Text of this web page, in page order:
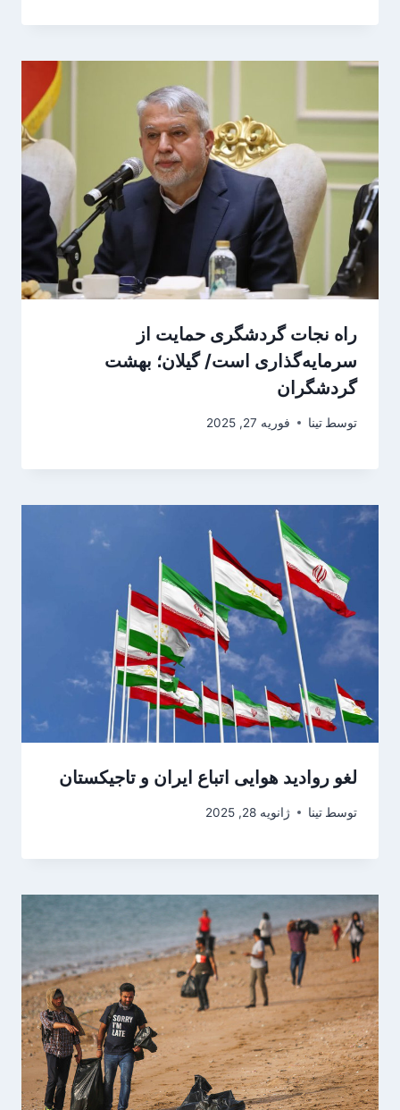
راه نجات گردشگری حمایت از
سرمایه‌گذاری است/ گیلان؛ بهشت
گردشگران
توسط تینا فوریه 27, 2025
لغو روادید هوایی اتباع ایران و تاجیکستان
توسط تینا ژانویه 28, 2025